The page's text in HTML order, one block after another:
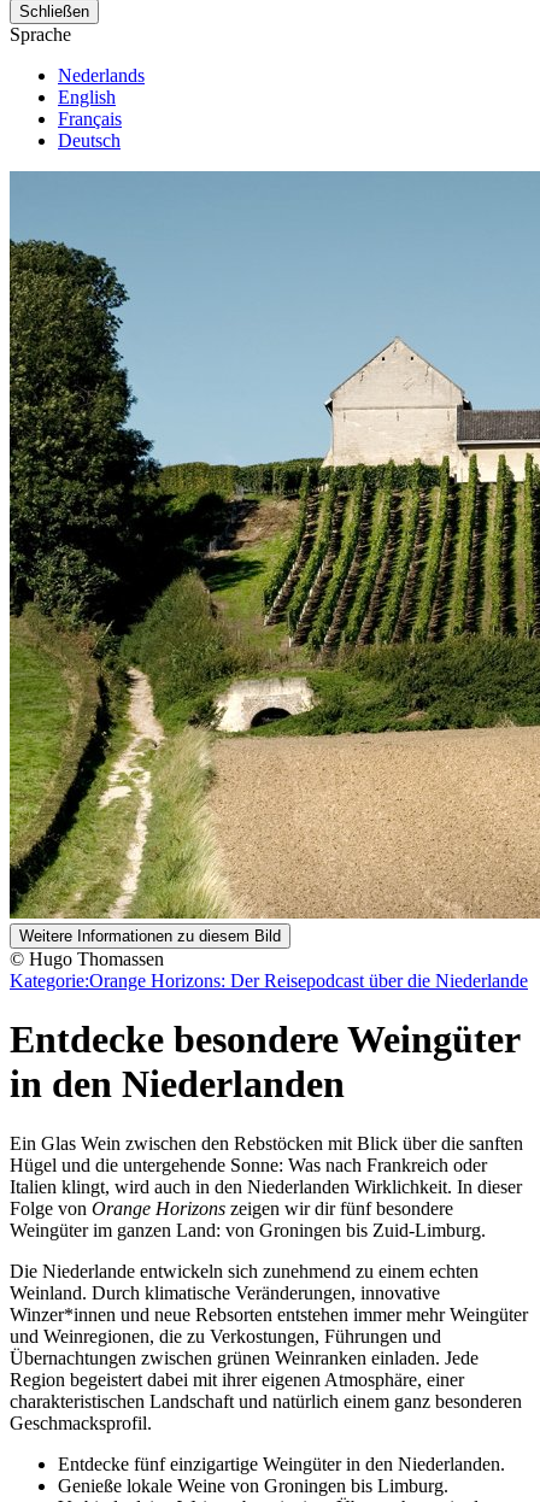
Schließen
Sprache
Nederlands
English
Français
Deutsch
Weitere Informationen zu diesem Bild
© Hugo Thomassen
Kategorie:Orange Horizons: Der Reisepodcast über die Niederlande
Entdecke besondere Weingüter
in den Niederlanden
Ein Glas Wein zwischen den Rebstöcken mit Blick über die sanften
Hügel und die untergehende Sonne: Was nach Frankreich oder
Italien klingt, wird auch in den Niederlanden Wirklichkeit. In dieser
Folge von Orange Horizons zeigen wir dir fünf besondere
Weingüter im ganzen Land: von Groningen bis Zuid-Limburg.
Die Niederlande entwickeln sich zunehmend zu einem echten
Weinland. Durch klimatische Veränderungen, innovative
Winzer*innen und neue Rebsorten entstehen immer mehr Weingüter
und Weinregionen, die zu Verkostungen, Führungen und
Übernachtungen zwischen grünen Weinranken einladen. Jede
Region begeistert dabei mit ihrer eigenen Atmosphäre, einer
charakteristischen Landschaft und natürlich einem ganz besonderen
Geschmacksprofil.
Entdecke fünf einzigartige Weingüter in den Niederlanden.
Genieße lokale Weine von Groningen bis Limburg.